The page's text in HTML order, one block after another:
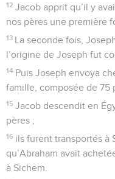
12 Jacob apprit qu’il y
nos pères une première
13 La seconde fois,
l’origine de Joseph fut
14 Puis Joseph envoya
famille, composée de 75
15 Jacob descendit en
pères ;
16 ils furent transportés à
qu’Abraham avait
à Sichem.